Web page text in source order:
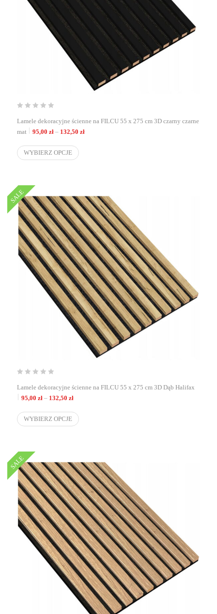
Lamele dekoracyjne ścienne na FILCU 55 x 275 cm 3D czarny czarne
mat
95,00 zł – 132,50 złZakres cen: od 95,00 zł do 132,50 zł
WYBIERZ OPCJE
SALE
Lamele dekoracyjne ścienne na FILCU 55 x 275 cm 3D Dąb Halifax
95,00 zł – 132,50 złZakres cen: od 95,00 zł do 132,50 zł
WYBIERZ OPCJE
SALE